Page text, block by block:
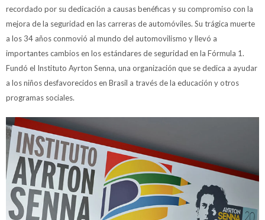
recordado por su dedicación a causas benéficas y su compromiso con la
mejora de la seguridad en las carreras de automóviles. Su trágica muerte
a los 34 años conmovió al mundo del automovilismo y llevó a
importantes cambios en los estándares de seguridad en la Fórmula 1.
Fundó el Instituto Ayrton Senna, una organización que se dedica a ayudar
a los niños desfavorecidos en Brasil a través de la educación y otros
programas sociales.